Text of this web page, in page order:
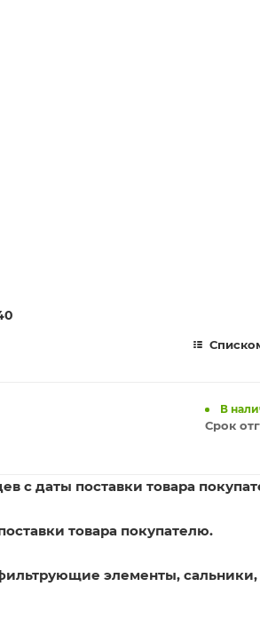
В
Срок
с даты поставки товара
товара покупателю.
элементы,